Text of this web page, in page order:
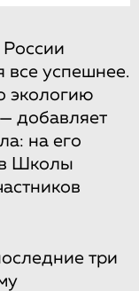
все успешнее.
экологию
добавляет
на его
Школы
три